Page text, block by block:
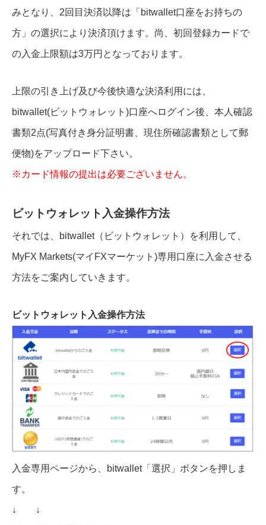
みとなり、2回目決済以降は「bitwallet口座をお持ちの
方」の選択により決済頂けます。 尚、初回登録カードで
の入金上限額は3万円となっております。
上限の引き上げ及び今後快適な決済利用には、
bitwallet(ビットウォレット)口座へログイン後、本人確認
書類2点(写真付き身分証明書、現住所確認書類として郵
便物)をアップロード下さい。
※カード情報の提出は必要ございません。
ビットウォレット入金操作方法
それでは、bitwallet（ビットウォレット）を利用して、
MyFX Markets(マイFXマーケット)専用口座に入金させる
方法をご案内していきます。
ビットウォレット入金操作方法
入金専用ページから、bitwallet「選択」ボタンを押しま
す。
↓ ↓